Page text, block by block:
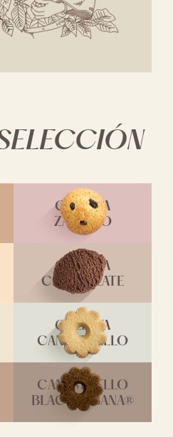
GALLETA
ZALETTO
GALLETA
CHOCOLATE
GALLETA
CANESTRELLO
CANESTRELLO
BLACKHABANA®